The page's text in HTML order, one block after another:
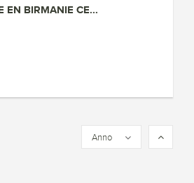
EN BIRMANIE CE...
Anno